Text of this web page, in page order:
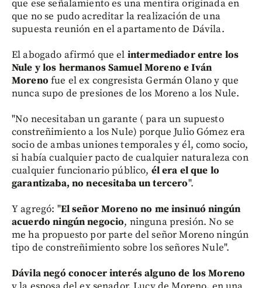
que ese señalamiento es una mentira originada en
que no se pudo acreditar la realización de una
supuesta reunión en el apartamento de Dávila.
El abogado afirmó que el intermediador entre los
Nule y los hermanos Samuel Moreno e Iván
Moreno fue el ex congresista Germán Olano y que
nunca supo de presiones de los Moreno a los Nule.
"No necesitaban un garante ( para un supuesto
constreñimiento a los Nule) porque Julio Gómez era
socio de ambas uniones temporales y él, como socio,
si había cualquier pacto de cualquier naturaleza con
cualquier funcionario público, él era el que lo
garantizaba, no necesitaba un tercero".
Y agregó: "El señor Moreno no me insinuó ningún
acuerdo ningún negocio, ninguna presión. No se
me ha propuesto por parte del señor Moreno ningún
tipo de constreñimiento sobre los señores Nule".
Dávila negó conocer interés alguno de los Moreno